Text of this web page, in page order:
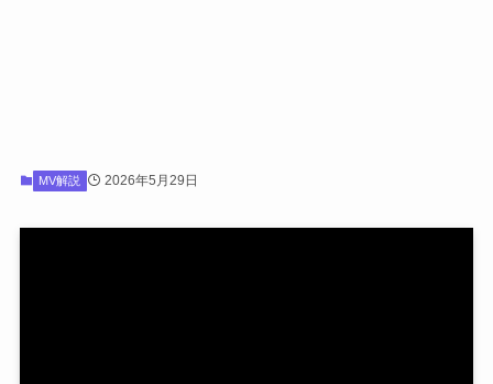
MV解説 2026年5月29日